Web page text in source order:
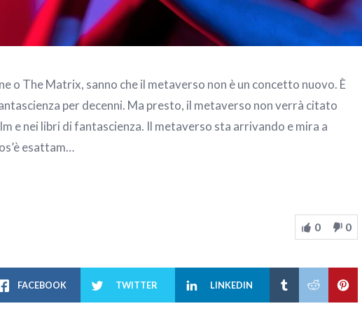
o The Matrix, sanno che il metaverso non è un concetto nuovo. È
per decenni. Ma presto, il metaverso non verrà citato
e nei libri di fantascienza. Il metaverso sta arrivando e mira a
esattam…
0 0
FACEBOOK TWITTER LINKEDIN